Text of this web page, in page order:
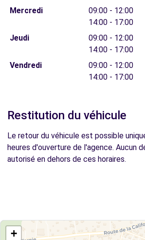
Mercredi
09:00 - 12:00
14:00 - 17:00
Jeudi
09:00 - 12:00
14:00 - 17:00
Vendredi
09:00 - 12:00
14:00 - 17:00
Restitution du véhicule
Le retour du véhicule est possible
heures d'ouverture de l'agence. Aucun
autorisé en dehors de ces horaires.
+